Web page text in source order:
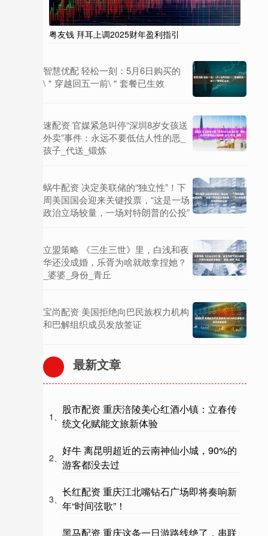
粤友钱 拜耳上调2025财年盈利指引
智慧优配 轻松一刻：5月6日购买的
\＂穿越回五一前\＂套餐已生效
速配资 官媒紧急叫停“深圳8岁女孩送
外卖”事件：永远不要低估人性的恶_
孩子_代送_锻炼
蜗牛配资 决定美联储的“独立性”！下
周美国国会迎来关键投票，“这是一场
政治立场较量，一场对特朗普的公投”
立盟策略 《三生三世》里，白浅和夜
华还没成婚，乐胥为啥就敢拿捏她？
_婆婆_身份_青丘
宝尚配资 美国拒绝向巴民族权力机构
和巴解组织成员发放签证
最新文章
1、
股市配资 重庆涪陵美心红酒小镇：立春传
统文化赋能文旅新体验
2、
好牛 离昆明超近的云南神仙小城，90%的
游客都没去过
3、
长红配资 重庆江北嘴钻石广场即将奏响新
年“时间弦歌”！
黑马配资 重庆这条一日游路线绝了，串联